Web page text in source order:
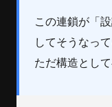
この連鎖が「
してそうなっ
ただ構造とし